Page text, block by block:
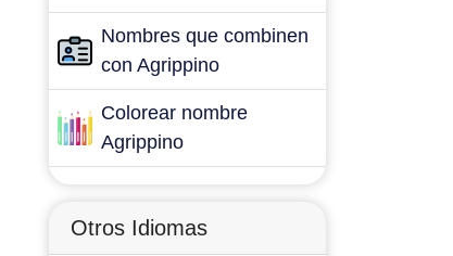
Nombres que combinen
con Agrippino
Colorear nombre
Agrippino
Otros Idiomas